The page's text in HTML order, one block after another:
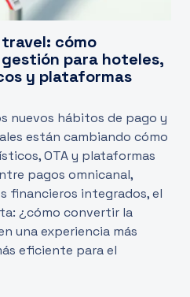
cómo
para hoteles,
y plataformas
nuevos hábitos de pago y
están cambiando cómo
OTA y plataformas
pagos omnicanal,
financieros integrados, el
¿cómo convertir la
una experiencia más
eficiente para el